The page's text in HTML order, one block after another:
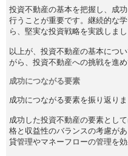
投資不動産の基本を把握し、成
行うことが重要です。継続的な
ら、堅実な投資戦略を実践しまし
以上が、投資不動産の基本につ
がら、投資不動産への挑戦を進め
成功につながる要素
成功につながる要素を振り返りま
成功した投資不動産の要素とし
格と収益性のバランスの考慮が
貸管理やマネーフローの管理を